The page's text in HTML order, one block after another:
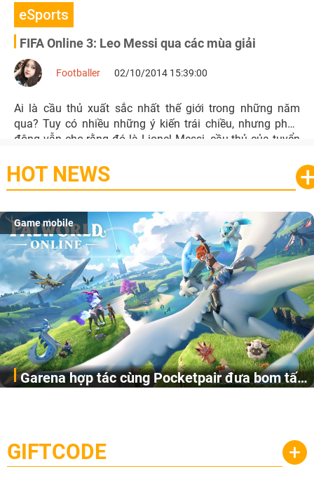
eSports
FIFA Online 3: Leo Messi qua các mùa giải
Footballer 02/10/2014 15:39:00
Ai là cầu thủ xuất sắc nhất thế giới trong những năm
qua? Tuy có nhiều những ý kiến trái chiều, nhưng phần
đông vẫn cho rằng đó là Lionel Messi, cầu thủ của tuyển
HOT NEWS
Game mobile
Garena hợp tác cùng Pocketpair đưa bom tấn
cầu, theo giấy phép chính thức từ công ty game Nhật Bản
Pocketpair, Inc.
GIFTCODE +